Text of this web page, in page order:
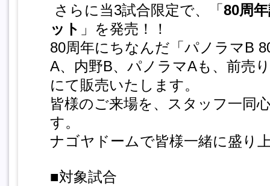
さらに当3試合限定で、「 80周
ット 」を発売！！
80周年にちなんだ「パノラマB
A、内野B、パノラマAも、前売
にて販売いたします。
皆様のご来場を、スタッフ一同
す。
ナゴヤドームで皆様一緒に盛り
■対象試合